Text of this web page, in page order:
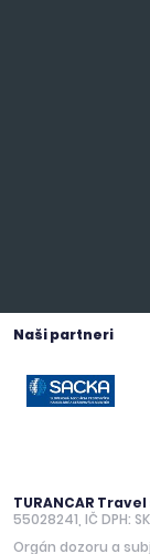
Naši partneri
TURANCAR
55028241, IČ DPH:
Orgán dozoru a